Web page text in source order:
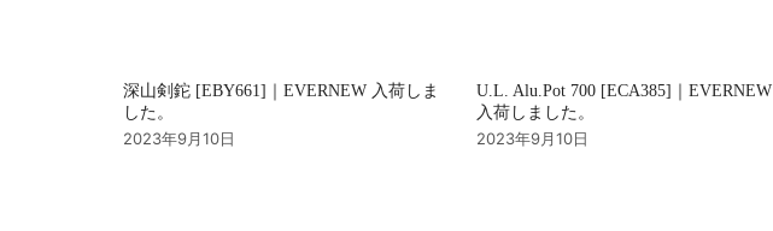
深山剣鉈 [EBY661]｜EVERNEW 入荷しま
した。
2023年9月10日
U.L. Alu.Pot 700 [ECA385]｜EVERNEW
入荷しました。
2023年9月10日